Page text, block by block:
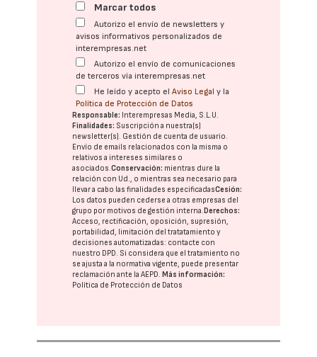
Marcar todos
Autorizo el envío de newsletters y
avisos informativos personalizados de
interempresas.net
Autorizo el envío de comunicaciones
de terceros vía interempresas.net
He leído y acepto elAviso Legal y la
Política de Protección de Datos
Responsable: Interempresas Media, S.L.U.
Finalidades: Suscripción a nuestra(s)
newsletter(s). Gestión de cuenta de usuario.
Envío de emails relacionados con la misma o
relativos a intereses similares o
asociados.Conservación: mientras dure la
relación con Ud., o mientras sea necesario para
llevar a cabo las finalidades especificadasCesión:
Los datos pueden cederse a otras empresas del
grupo por motivos de gestión interna.Derechos:
Acceso, rectificación, oposición, supresión,
portabilidad, limitación del tratatamiento y
decisiones automatizadas: contacte con
nuestro DPD. Si considera que el tratamiento no
se ajusta a la normativa vigente, puede presentar
reclamación ante laAEPD.Más información:
Política de Protección de Datos